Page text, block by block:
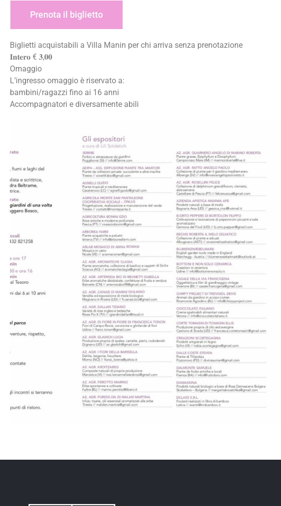
Prenota il biglietto
Biglietti acquistabili a Villa Manin per chi arriva senza prenotazione
𝐈𝐧𝐭𝐞𝐫𝐨 € 𝟑,𝟎𝟎
Omaggio
L’ingresso omaggio è riservato a:
bambini/ragazzi fino ai 16 anni
Accompagnatori e diversamente abili